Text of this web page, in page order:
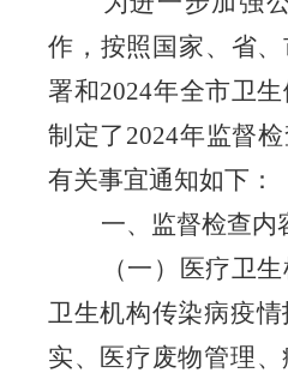
作，按照国家、省
署和2024年全市卫
制定了2024年监督
有关事宜通知如下：
一、监督检查内
（一）医疗卫
卫生机构传染病疫
实、医疗废物管理